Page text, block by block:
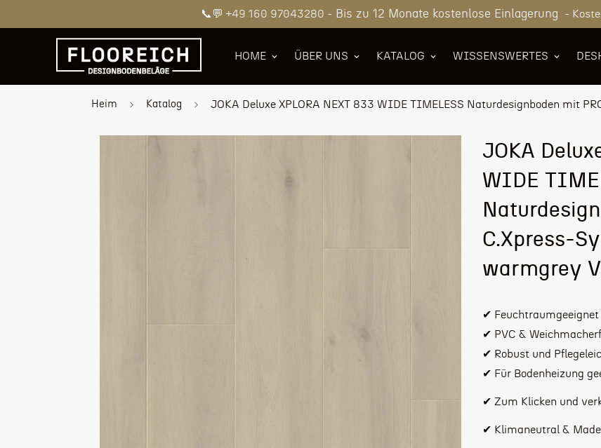
📞💬 +49 160 97043280 - Bis zu 12 Monate kostenlose Einlagerung -
HOME ÜBER UNS KATALOG WISSENSWERTES
Heim Katalog JOKA Deluxe XPLORA NEXT 833 WIDE TIMELESS Naturdesignboden mit
JOKA
WIDE
C.Xpress-
warmgrey
✔ Feuchtraumgeeignet
✔ PVC &
✔ Robust und
✔ Für Bodenheizung
✔ Zum Klicken und
✔ Klimaneutral &